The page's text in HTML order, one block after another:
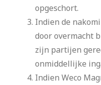
opgeschort.
Indien de
door overmacht
zijn partijen
onmiddellijke
Indien Weco